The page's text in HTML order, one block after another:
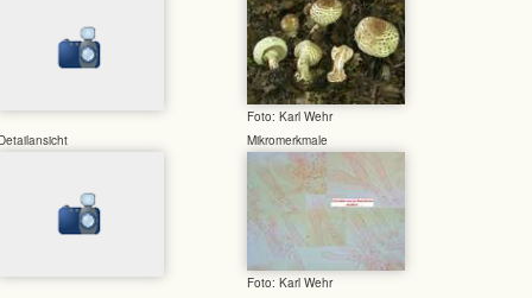
Foto: Karl Wehr
Mikromerkmale
Foto: Karl Wehr